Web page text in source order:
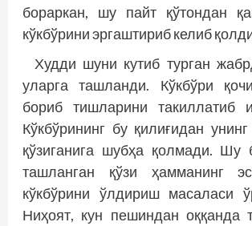
бораркан, шу пайт қўтондан
кўкбўрини эргаштириб келиб
Худди шуни кутиб турган
уларга ташланди. Кўкбўри
бориб тишларини такиллатиб
Кўкбўрининг бу қилиғидан унинг
қўзиганига шубҳа қолмади. Шу
ташланган қўзи ҳамманинг
кўкбўрини ўлдириш масаласи
Ниҳоят, кун пешиндан оққанда